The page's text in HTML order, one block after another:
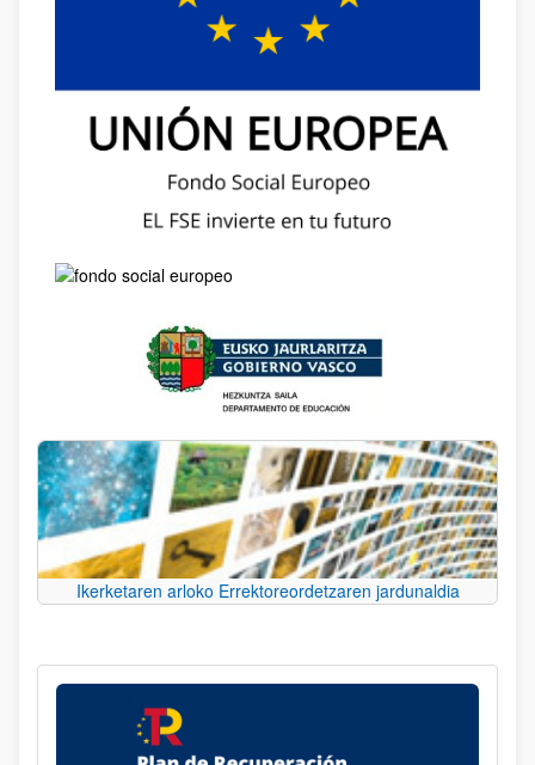
Ikerketaren arloko Errektoreordetzaren jardunaldia